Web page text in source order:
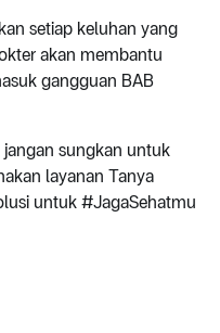
setiap keluhan yang
akan membantu
gangguan BAB
jangan sungkan untuk
layanan Tanya
untuk #JagaSehatmu